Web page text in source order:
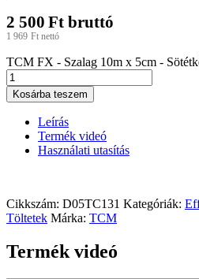
2 500 Ft bruttó
1 969 Ft nettó
TCM FX - Szalag 10m x 5cm -
Kosárba teszem
Leírás
Termék videó
Használati utasítás
Cikkszám: D05TC131 Kategóriák:
Töltetek Márka: TCM
Termék videó